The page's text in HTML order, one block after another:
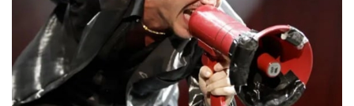
Управители:
Веселин
Василев,
email:
v.vasilev@flagman.bg
Катя
Касабова,